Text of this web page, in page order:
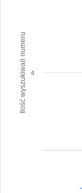
Ilość wyszukiwań numeru 4